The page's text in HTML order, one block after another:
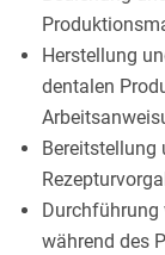
Herstellung
dentalen
während des